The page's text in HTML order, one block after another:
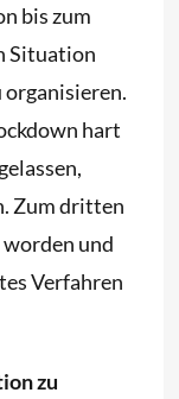
bis zum
Situation
hart
Zum dritten
und
Verfahren
zu